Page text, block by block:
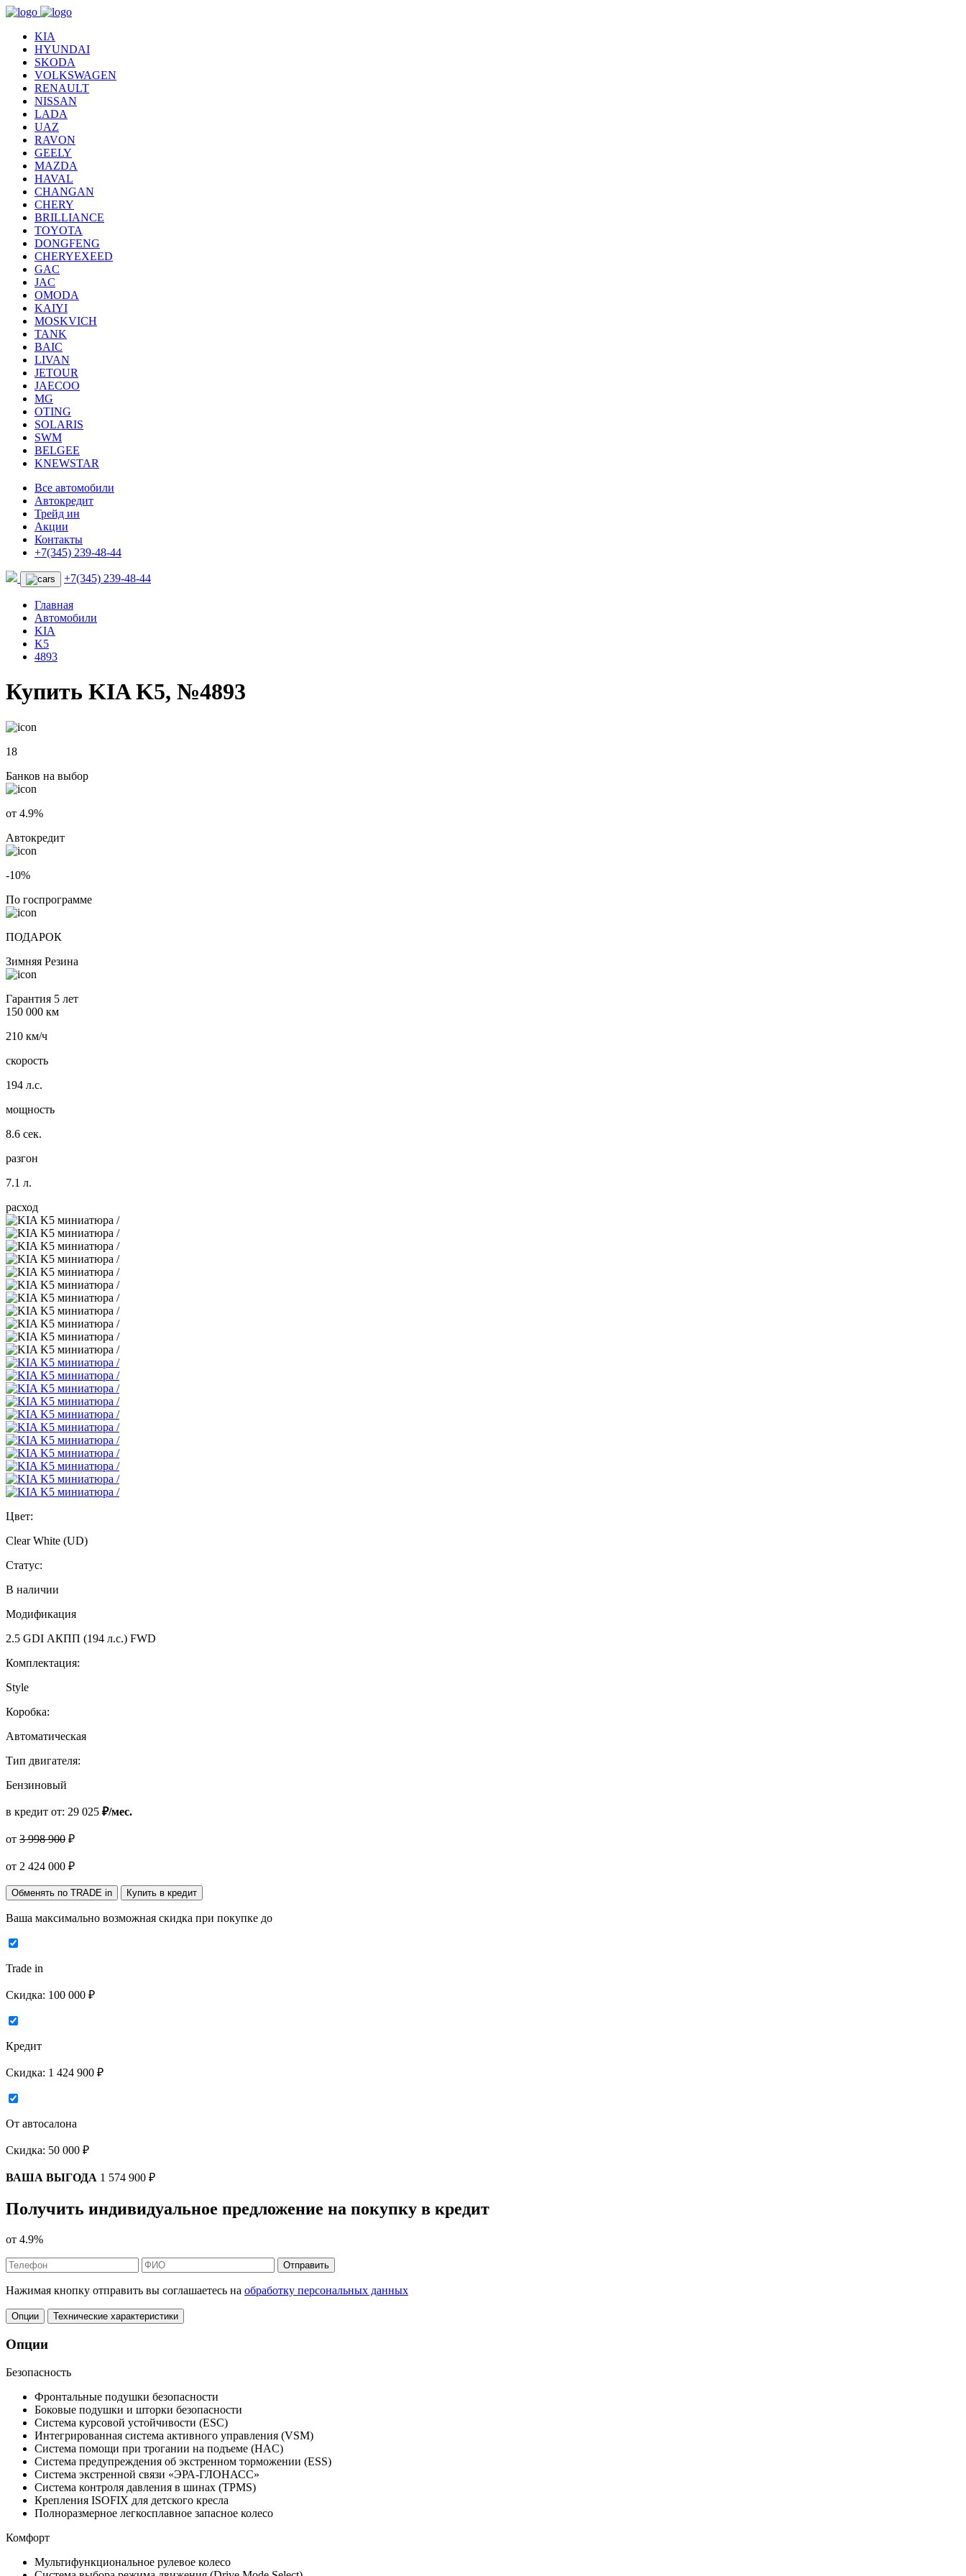
KIA
HYUNDAI
SKODA
VOLKSWAGEN
RENAULT
NISSAN
LADA
UAZ
RAVON
GEELY
MAZDA
HAVAL
CHANGAN
CHERY
BRILLIANCE
TOYOTA
DONGFENG
CHERYEXEED
GAC
JAC
OMODA
KAIYI
MOSKVICH
TANK
BAIC
LIVAN
JETOUR
JAECOO
MG
OTING
SOLARIS
SWM
BELGEE
KNEWSTAR
Все автомобили
Автокредит
Трейд ин
Акции
Контакты
+7(345) 239-48-44
+7(345) 239-48-44
Главная
Автомобили
KIA
K5
4893
Купить KIA K5, №4893
18
Банков на выбор
от 4.9%
Автокредит
-10%
По госпрограмме
ПОДАРОК
Зимняя Резина
Гарантия 5 лет
150 000 км
210 км/ч
скорость
194 л.с.
мощность
8.6 сек.
разгон
7.1 л.
расход
Цвет:
Clear White (UD)
Статус:
В наличии
Модификация
2.5 GDI АКПП (194 л.с.) FWD
Комплектация:
Style
Коробка:
Автоматическая
Тип двигателя:
Бензиновый
в кредит от: 29 025 ₽/мес.
от 3 998 900 ₽
от 2 424 000 ₽
Обменять по TRADE in Купить в кредит
Ваша максимально возможная скидка при покупке до
Trade in
Скидка: 100 000 ₽
Кредит
Скидка: 1 424 900 ₽
От автосалона
Скидка: 50 000 ₽
ВАША ВЫГОДА 1 574 900 ₽
Получить индивидуальное предложение на покупку в кредит
от 4.9%
Отправить
Нажимая кнопку отправить вы соглашаетесь на обработку персональных данных
Опции Технические характеристики
Опции
Безопасность
Фронтальные подушки безопасности
Боковые подушки и шторки безопасности
Система курсовой устойчивости (ESC)
Интегрированная система активного управления (VSM)
Система помощи при трогании на подъеме (HAC)
Система предупреждения об экстренном торможении (ESS)
Система экстренной связи «ЭРА-ГЛОНАСС»
Система контроля давления в шинах (TPMS)
Крепления ISOFIX для детского кресла
Полноразмерное легкосплавное запасное колесо
Комфорт
Мультифункциональное рулевое колесо